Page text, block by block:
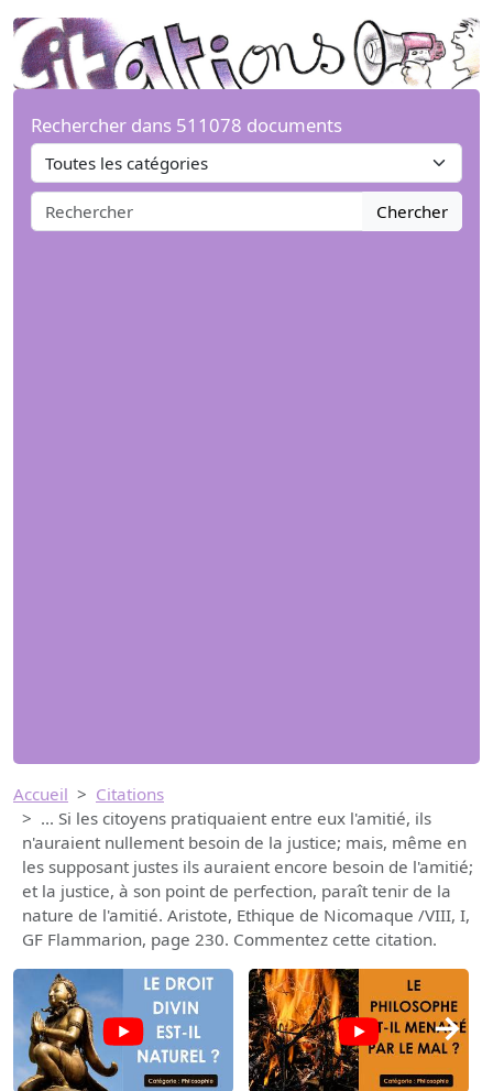
Rechercher dans 511078 documents
Chercher
Accueil
Citations
... Si les citoyens pratiquaient entre eux l'amitié, ils
n'auraient nullement besoin de la justice; mais, même en
les supposant justes ils auraient encore besoin de l'amitié;
et la justice, à son point de perfection, paraît tenir de la
nature de l'amitié. Aristote, Ethique de Nicomaque /VIII, I,
GF Flammarion, page 230. Commentez cette citation.
→